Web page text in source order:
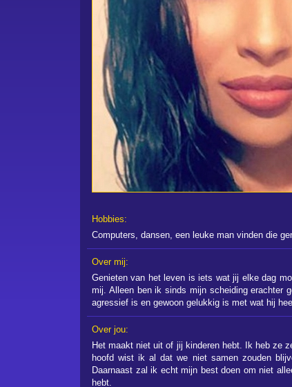
Hobbies:
Computers, dansen, een leuke man vinden die
Over mij:
Genieten van het leven is iets wat jij elke dag
mij. Alleen ben ik sinds mijn scheiding erachter
agressief is en gewoon gelukkig is met wat hij
Over jou:
Het maakt niet uit of jij kinderen hebt. Ik heb ze
hoofd wist ik al dat we niet samen zouden
Daarnaast zal ik echt mijn best doen om niet
hebt.